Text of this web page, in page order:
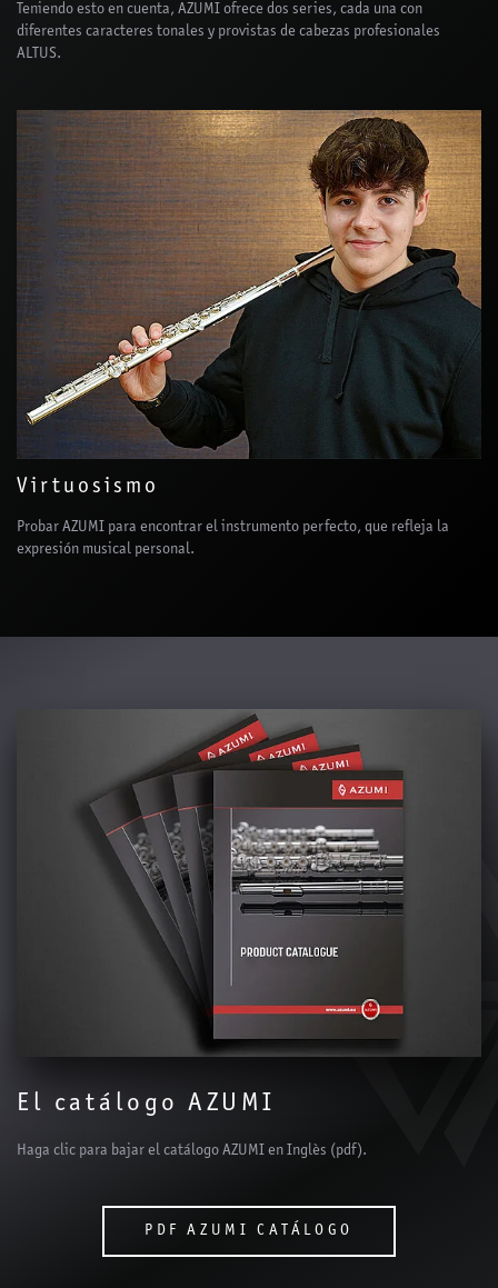
Teniendo esto en cuenta, AZUMI ofrece dos series, cada una con
diferentes caracteres tonales y provistas de cabezas profesionales
ALTUS.
Virtuosismo
Probar AZUMI para encontrar el instrumento perfecto, que refleja la
expresión musical personal.
El catálogo AZUMI
Haga clic para bajar el catálogo AZUMI en Inglès (pdf).
PDF AZUMI CATÁLOGO